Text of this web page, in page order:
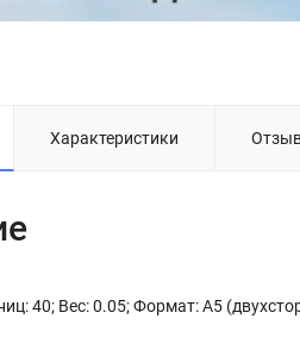
Характеристики
40; Вес: 0.05; Формат: А5